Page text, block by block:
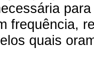
frequência,
quais